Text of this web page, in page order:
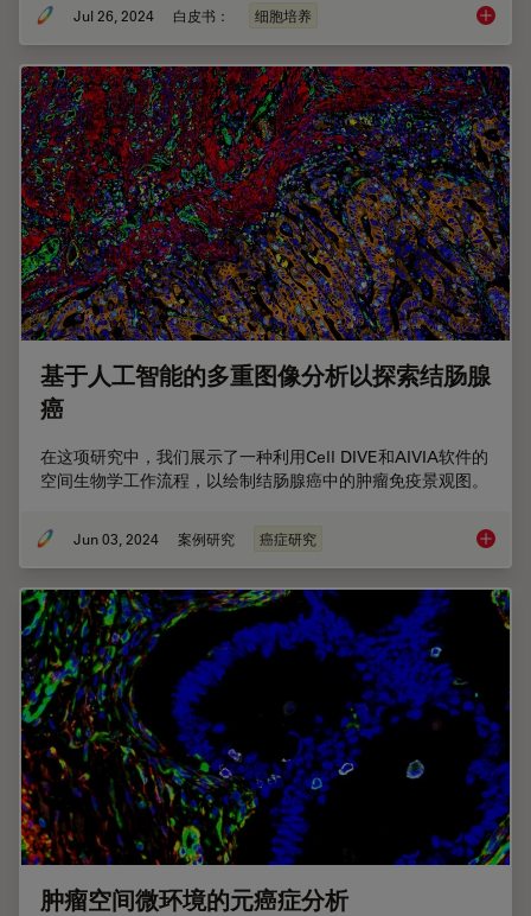
Jul 26, 2024 白皮书： 细胞培养 通过 AI
基于人工智能的多重图像分析以探索结肠腺
癌
在这项研究中，我们展示了一种利用Cell DIVE和AIVIA软件的
空间生物学工作流程，以绘制结肠腺癌中的肿瘤免疫景观图。
Jun 03, 2024 案例研究 癌症研究 基于人
肿瘤空间微环境的元癌症分析